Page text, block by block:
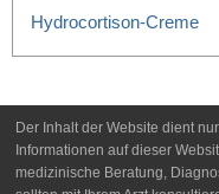
Hydrocortison-Creme
Der Inhalt der Website dient
Informationen auf dieser
medizinische Beratung,